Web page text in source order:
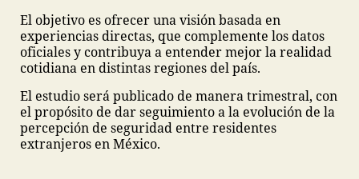
El objetivo es ofrecer una visión basada en
experiencias directas, que complemente los datos
oficiales y contribuya a entender mejor la realidad
cotidiana en distintas regiones del país.
El estudio será publicado de manera trimestral, con
el propósito de dar seguimiento a la evolución de la
percepción de seguridad entre residentes
extranjeros en México.